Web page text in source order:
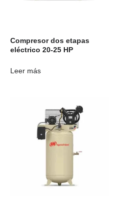
Compresor dos etapas
eléctrico 20-25 HP
Leer más